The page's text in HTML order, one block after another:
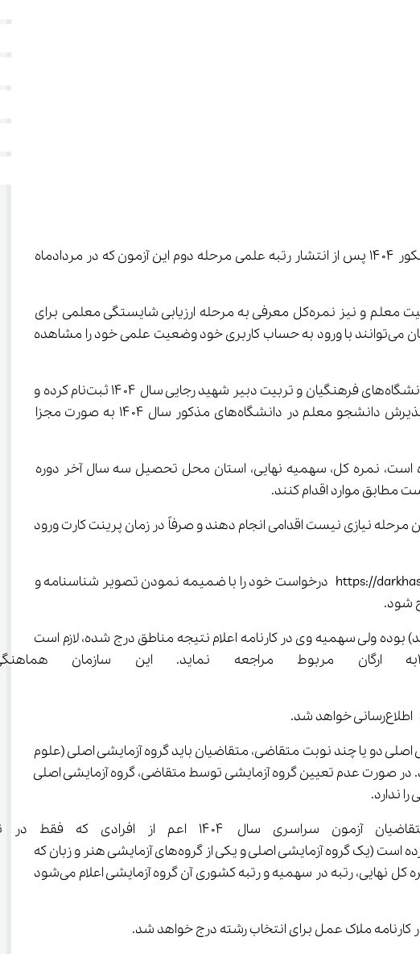
رتبه اولیه تمامی داوطلبان کنکور ۱۴۰۴ پس از انتشار رتبه علمی مرحله دوم این آزمون که در مردادماه
به گزارش ایسنا، کارنامه حاوی نمرات خام و نمره کل آزمون سراسری (کنکور) و همچنین نمره‌کل آزمون اختصاصی تربیت معلم و نیز نمره‌کل معرفی به مرحله ارزیابی شایستگی معلمی برای
متقاضیان پذیرش دانشجو معلم، هم اکنون به صورت مجزا در سامانه جامع آزمون سراسری در دسترس است و متقاضیان می‌توانند با ورود به حساب کاربری خود وضعیت علمی خود را مشاهده
در حساب کاربری متقاضیانی که هم در آزمون سراسری نوبت اول و هم در آزمون اختصاصی پذیرش دانشجو – معلم در دانشگاه‌های فرهنگیان و تربیت دبیر شهید رجایی سال ۱۴۰۴ ثبت‌نام کرده و
در جلسه آزمون حاضر شده‌اند، کارنامه نتایج علمی نوبت اول آزمون سراسری و کارنامه نتایج علمی آزمون اختصاصی پذیرش دانشجو معلم در دانشگاه‌های مذکور سال ۱۴۰۴ به صورت مجزا
در جلسه آزمون آن شرکت کرده است، نمره کل، سهمیه نهایی، استان محل تحصیل سه سال آخر دوره
آزمون نوبت دوم (تیرماه ۱۴۰۴) نیز هستند و در موعد مقرر قبلاً در آن ثبت‌نام نموده‌اند، در این مرحله نیازی نیست اقدامی انجام دهند و صرفاً در زمان پرینت کارت ورود
افرادی که متقاضی آزمون نوبت دوم (تیرماه ۱۴۰۴) نیستند به‌منظور اصلاح موارد، لازم است از طریق لینک https://darkhast.sanjesh.org درخواست خود را با ضمیمه نمودن تصویر شناسنامه و
شود.
درخواستی متقاضی در نوبت اول آزمون سراسری سال ۱۴۰۴، سهمیه ایثارگران (اعم از ۵ درصد و یا ۲۵ درصد) بوده ولی سهمیه وی در کارنامه اعلام نتیجه مناطق درج شده، لازم است
برای بررسی و روشن شدن وضعیت سهمیه خود حداکثر تا تاریخ ۱۴۰۴/۰۳/۲۱به
ماه ۱۴۰۴)، در صورت متفاوت بودن گروه آزمایشی اصلی دو یا چند نوبت متقاضی، متقاضیان باید گروه آزمایشی اصلی (علوم
خود مشخص نمایند. در صورت عدم تعیین گروه آزمایشی توسط متقاضی، گروه آزمایشی اصلی
پس از انتشار کارنامه علمی آزمون سراسری نوبت دوم ۱۴۰۴ (آزمون
۱۴۰۳ یا ۱۴۰۴ شرکت کرده‌اند، کارنامه ملاک عمل برای انتخاب رشته هر یک از گروه‌های آزمایشی که متقاضی در آن شرکت کرده است (یک گروه آزمایشی اصلی و یکی از گروه‌های آزمایشی هنر و زبان که
متقاضی در آن شرکت کرده است) شامل بیشترین نمره کل آزمون اختصاصی (دارای اعتبار)، نمره کل سابقه تحصیلی و نمره کل نهایی، رتبه در سهمیه و رتبه کشوری آن گروه آزمایشی اعلام می‌شود